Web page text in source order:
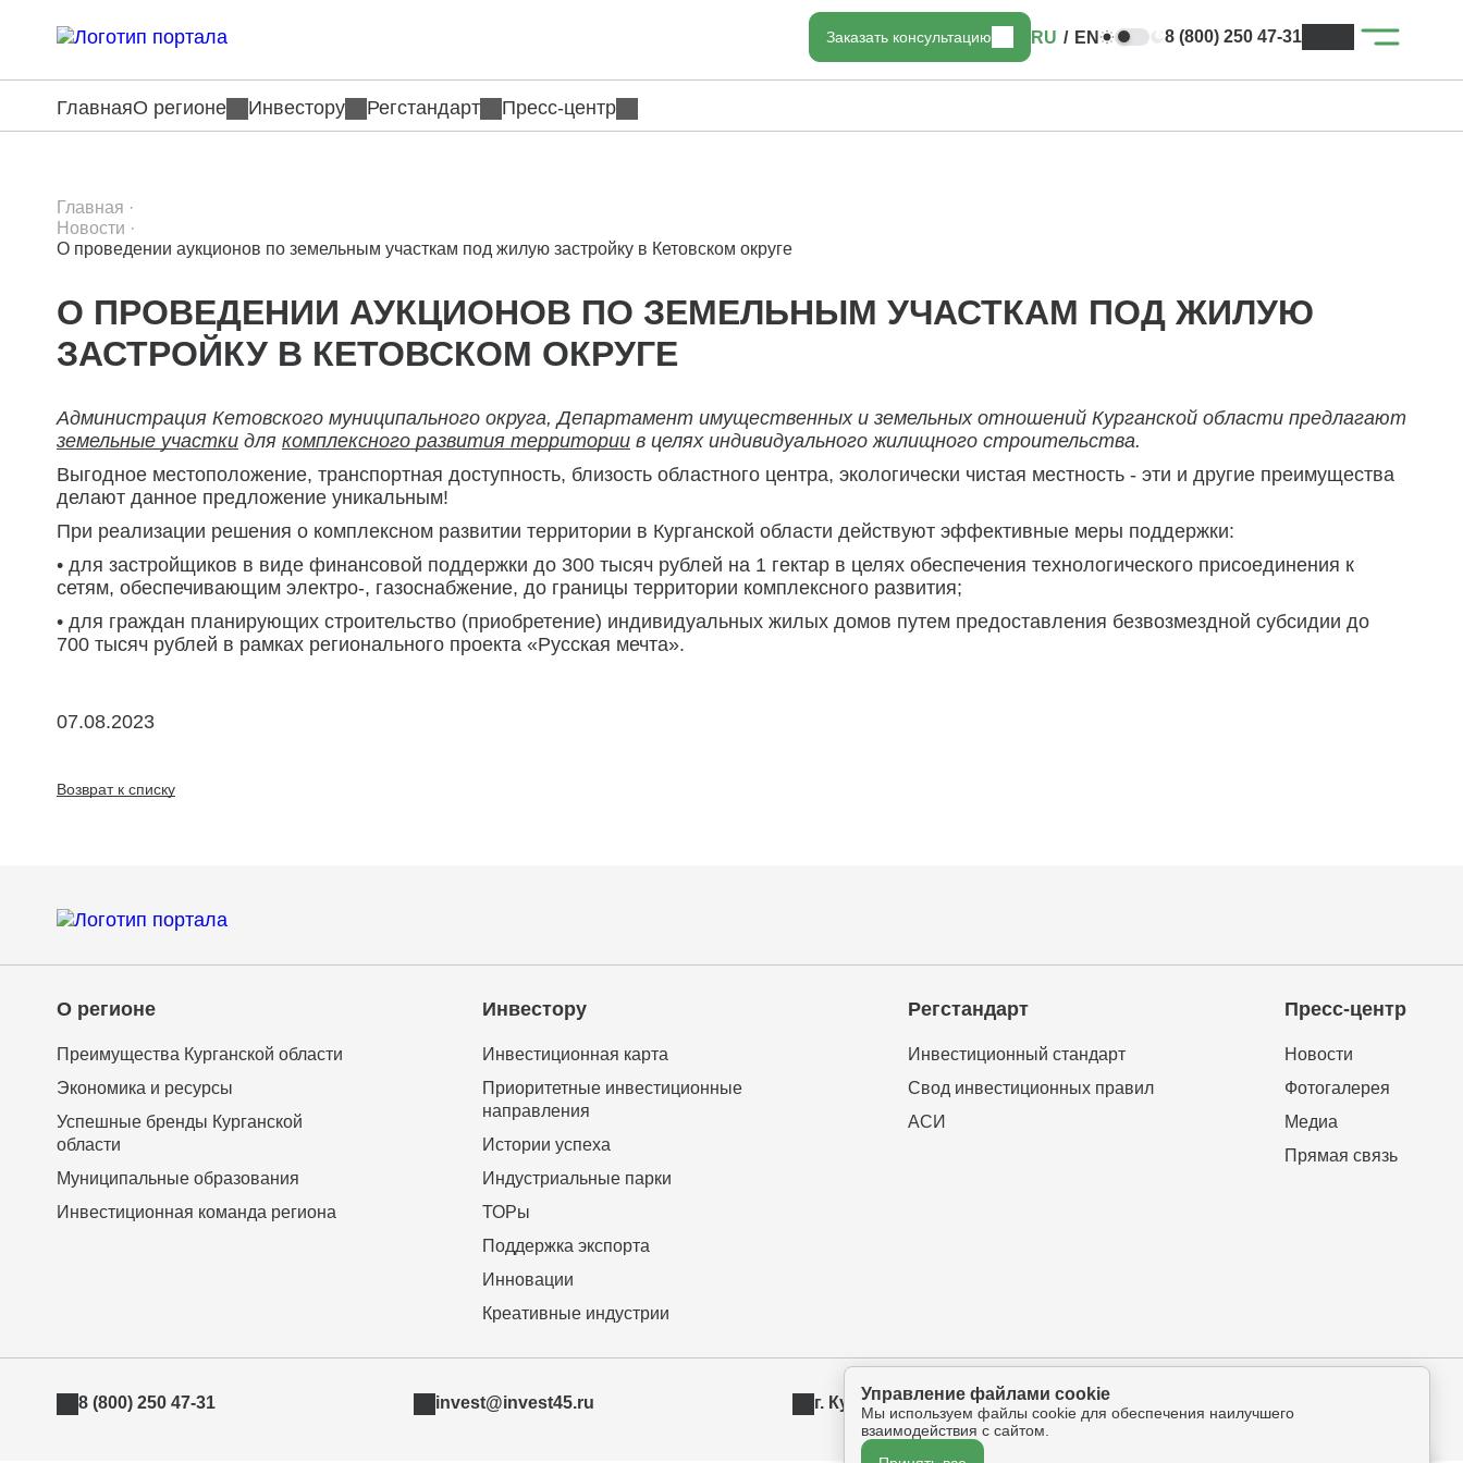
Заказать консультацию RU / EN 8 (800) 250 47-31
ГлавнаяО регионе Инвестору Регстандарт Пресс-центр
Главная ·
Новости ·
О проведении аукционов по земельным участкам под жилую застройку в Кетовском округе
О ПРОВЕДЕНИИ АУКЦИОНОВ ПО ЗЕМЕЛЬНЫМ УЧАСТКАМ ПОД ЖИЛУЮ
ЗАСТРОЙКУ В КЕТОВСКОМ ОКРУГЕ
Администрация Кетовского муниципального округа, Департамент имущественных и земельных отношений Курганской области предлагают
земельные участки для комплексного развития территории в целях индивидуального жилищного строительства.
Выгодное местоположение, транспортная доступность, близость областного центра, экологически чистая местность - эти и другие преимущества
делают данное предложение уникальным!
При реализации решения о комплексном развитии территории в Курганской области действуют эффективные меры поддержки:
• для застройщиков в виде финансовой поддержки до 300 тысяч рублей на 1 гектар в целях обеспечения технологического присоединения к
сетям, обеспечивающим электро-, газоснабжение, до границы территории комплексного развития;
• для граждан планирующих строительство (приобретение) индивидуальных жилых домов путем предоставления безвозмездной субсидии до
700 тысяч рублей в рамках регионального проекта «Русская мечта».
07.08.2023
Возврат к списку
О регионе
Преимущества Курганской области
Экономика и ресурсы
Успешные бренды Курганской
области
Муниципальные образования
Инвестиционная команда региона
Инвестору
Инвестиционная карта
Приоритетные инвестиционные
направления
Истории успеха
Индустриальные парки
ТОРы
Поддержка экспорта
Инновации
Креативные индустрии
Регстандарт
Инвестиционный стандарт
Свод инвестиционных правил
АСИ
Пресс-центр
Новости
Фотогалерея
Медиа
Прямая связь
8 (800) 250 47-31 invest@invest45.ru г. Курган, ул. Бурова-Петрова 112а, оф.325
Управление файлами cookie
Мы используем файлы cookie для обеспечения наилучшего
взаимодействия с сайтом.